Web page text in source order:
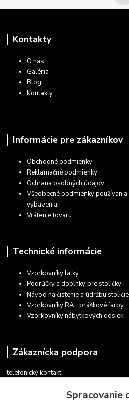
Kontakty
O nás
Galéria
Blog
Kontakty
Informácie pre zákazníkov
Obchodné podmienky
Reklamačné podmienky
Ochrana osobných údajov
Všeobecné podmienky
vybavenia
Vrátenie tovaru
Technické informácie
Vzorkovníky látky
Podrúčky a doplnky pre stoličky
Návod na čistenie a údržbu
Vzorkovníky RAL práškové farby
Vzorkovníky nábytkových dosiek
Zákaznícka podpora
telefonický kontakt
v pracovných dňoch 08.30 - 16.00
Spracovanie